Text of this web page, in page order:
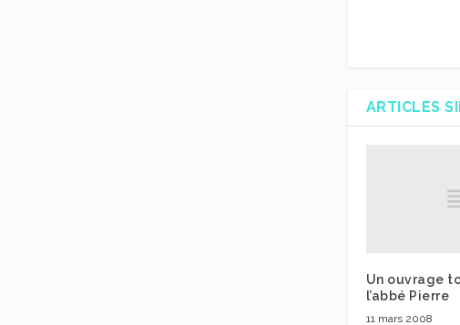
ARTICLES
Un ouvrage
l’abbé Pierre
11 mars 2008